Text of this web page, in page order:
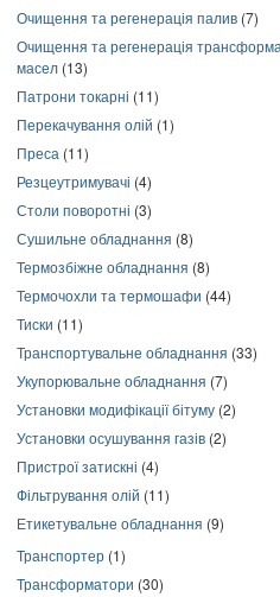
Очищення та регенерація палив (7)
Очищення та регенерація
масел (13)
Патрони токарні (11)
Перекачування олій (1)
Преса (11)
Резцеутримувачі (4)
Столи поворотні (3)
Сушильне обладнання (8)
Термозбіжне обладнання (8)
Термочохли та термошафи (44)
Тиски (11)
Транспортувальне обладнання (33)
Укупорювальне обладнання (7)
Установки модифікації бітуму (2)
Установки осушування газів (2)
Пристрої затискні (4)
Фільтрування олій (11)
Етикетувальне обладнання (9)
Транспортер (1)
Трансформатори (30)